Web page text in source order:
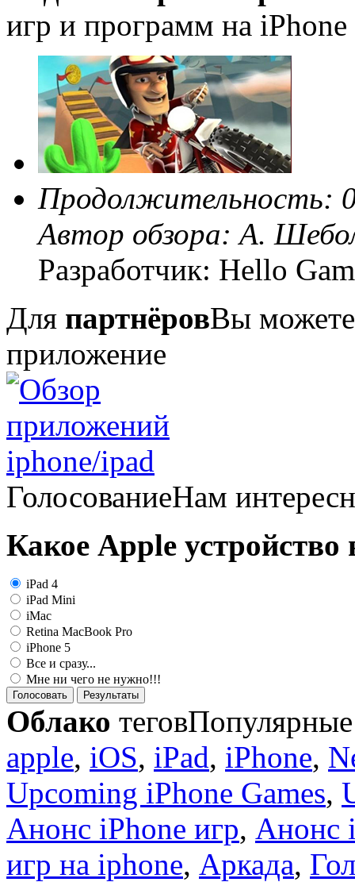
игр и программ на
Продолжительность:
Автор обзора:А.
Разработчик: Hello
Для партнёровВы можете
приложение
ГолосованиеНам
Какое Apple устройство
iPad 4
iPad Mini
iMac
Retina MacBook Pro
iPhone 5
Все и сразу...
Мне ни чего не нужно!!!
Голосовать Результаты
Облако теговПопулярные
apple, iOS, iPad, iPhone,
Upcoming iPhone Games,
Анонс iPhone игр, Анонс
игр на iphone, Аркада,